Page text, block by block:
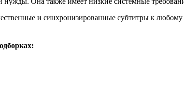
и синхронизированные субтитры к